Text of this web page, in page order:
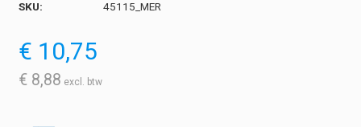
SKU: 45115_MER
€ 10,75
€ 8,88